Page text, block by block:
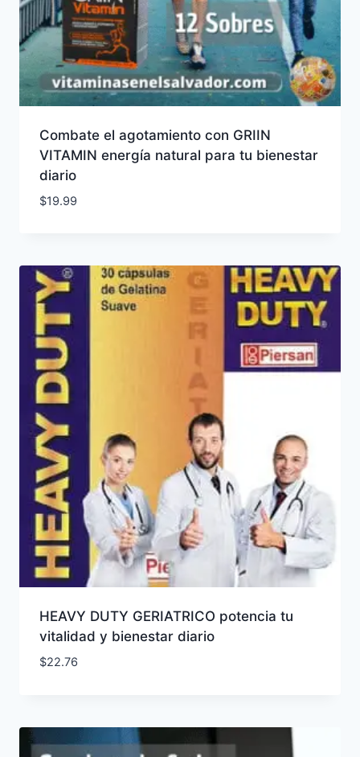
Combate el agotamiento con GRIIN
VITAMIN energía natural para tu bienestar
diario
$19.99
HEAVY DUTY GERIATRICO potencia tu
vitalidad y bienestar diario
$22.76